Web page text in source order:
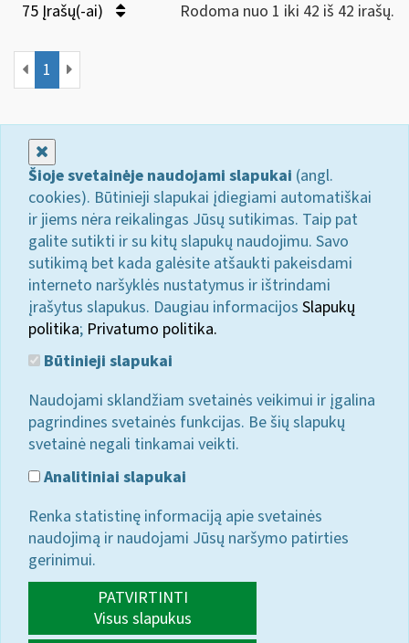
75 Įrašų(-ai) Rodoma nuo 1 iki 42 iš 42 irašų.
1
Šioje svetainėje naudojami slapukai (angl.
cookies). Būtinieji slapukai įdiegiami automatiškai
ir jiems nėra reikalingas Jūsų sutikimas. Taip pat
galite sutikti ir su kitų slapukų naudojimu. Savo
sutikimą bet kada galėsite atšaukti pakeisdami
interneto naršyklės nustatymus ir ištrindami
įrašytus slapukus. Daugiau informacijos Slapukų
politika; Privatumo politika.
Būtinieji slapukai
Naudojami sklandžiam svetainės veikimui ir įgalina
pagrindines svetainės funkcijas. Be šių slapukų
svetainė negali tinkamai veikti.
Analitiniai slapukai
Renka statistinę informaciją apie svetainės
naudojimą ir naudojami Jūsų naršymo patirties
gerinimui.
PATVIRTINTI
Visus slapukus